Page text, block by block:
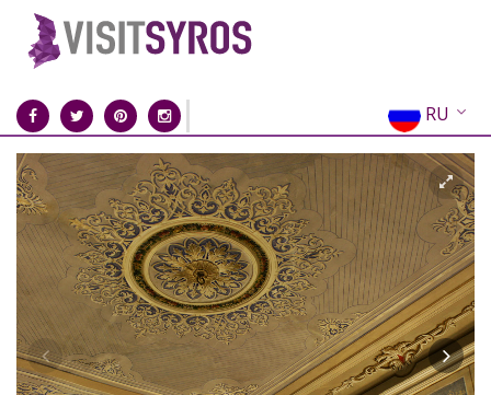
RU
EN
EL
FR
DE
IT
ES